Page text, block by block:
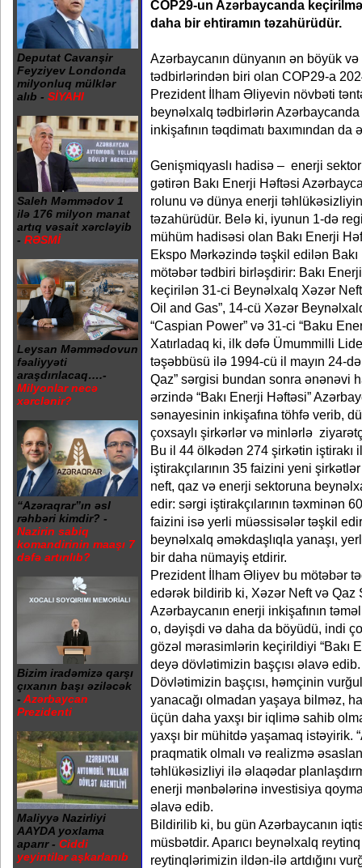
Deputat Cavanşir
Feyziyev Londonda
milyonluq mülklər
alıb - SİYAHI
Saleh Məmmədov 1
ilə 176 milyon manat
artıq vəsait xərcləyib
- RƏSMİ
Leysan Məmmədovun
fəaliyyəti
araşdırılacaq….-
Milyonlar necə
xərclənir?
“Azəraqrar”ın əsl
rəhbəri kimdir? -
Nazirin sabiq
komandirinin maaşı 7
dəfə artırılıb?
Bizim iradəmizə qarşı
çıxanın başı əziləcək
- Azərbaycan
Prezidenti
Maliyyə Nazirliyi
AAYDA yoxlama
aparır - Ciddi
yeyintilər aşkarlanıb
COP29-un Azərbaycanda
daha bir ehtiramın təzahürüdür.
Azərbaycanın dünyanın ən böyük
tədbirlərindən biri olan COP29-a
Prezident İlham Əliyevin növbəti
beynəlxalq tədbirlərin
inkişafının təqdimatı baxımından da
Genişmiqyaslı hadisə – enerji
gətirən Bakı Enerji Həftəsi
rolunu və dünya enerji
təzahürüdür. Belə ki, iyunun 1-də
mühüm hadisəsi olan Bakı Enerji
Ekspo Mərkəzində təşkil edilən
mötəbər tədbiri birləşdirir: Bakı
keçirilən 31-ci Beynəlxalq Xəzər
Oil and Gas”, 14-cü Xəzər
“Caspian Power” və 31-ci “Baku
Xatırladaq ki, ilk dəfə Ümummilli
təşəbbüsü ilə 1994-cü il mayın 24-
Qaz” sərgisi bundan sonra ənənəvi
ərzində “Bakı Enerji Həftəsi”
sənayesinin inkişafına töhfə verib,
çoxsaylı şirkərlər və minlərlə
Bu il 44 ölkədən 274 şirkətin iştirakı
iştirakçılarının 35 faizini yeni
neft, qaz və enerji sektoruna
edir: sərgi iştirakçılarının təxminən
faizini isə yerli müəssisələr təşkil
beynəlxalq əməkdaşlıqla yanaşı,
bir daha nümayiş etdirir.
Prezident İlham Əliyev bu mötəbər
edərək bildirib ki, Xəzər Neft və Qaz
Azərbaycanın enerji inkişafının
o, dəyişdi və daha da böyüdü, indi
gözəl mərasimlərin keçirildiyi “Bakı
deyə dövlətimizin başçısı əlavə edib.
Dövlətimizin başçısı, həmçinin
yanacağı olmadan yaşaya bilməz,
üçün daha yaxşı bir iqlimə sahib
yaxşı bir mühitdə yaşamaq istəyirik.
praqmatik olmalı və realizmə
təhlükəsizliyi ilə əlaqədar
enerji mənbələrinə investisiya
əlavə edib.
Bildirilib ki, bu gün Azərbaycanın
müsbətdir. Aparıcı beynəlxalq
reytinqlərimizin ildən-ilə artdığını